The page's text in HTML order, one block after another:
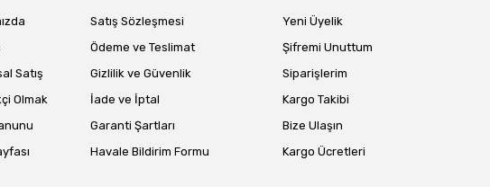
Satış
Olmak
Satış Sözleşmesi
Ödeme ve Teslimat
Gizlilik ve Güvenlik
İade ve İptal
Garanti Şartları
Havale Bildirim Formu
Yeni Üyelik
Şifremi Unuttum
Siparişlerim
Kargo Takibi
Bize Ulaşın
Kargo Ücretleri